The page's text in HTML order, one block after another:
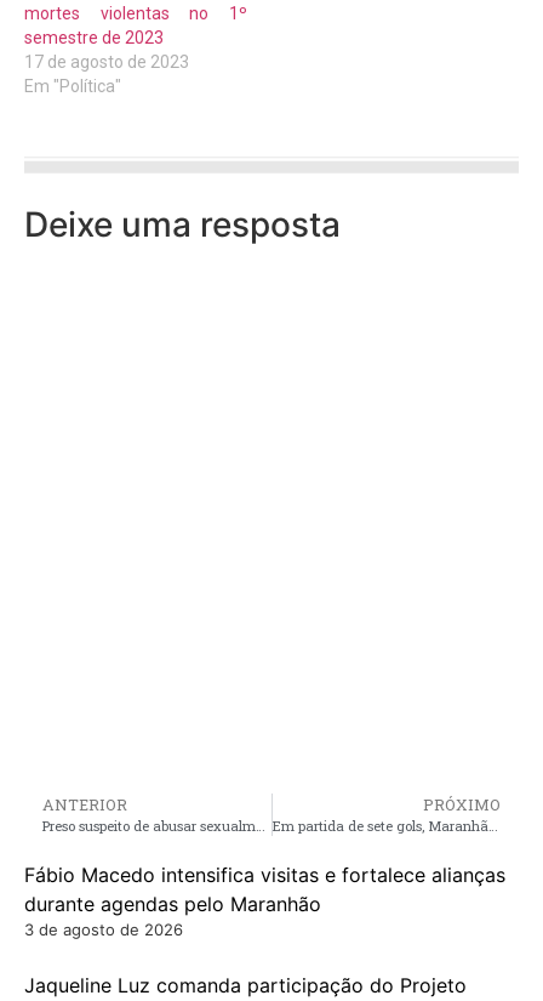
mortes violentas no 1º
semestre de 2023
17 de agosto de 2023
Em "Política"
Deixe uma resposta
ANTERIOR
Preso suspeito de abusar sexualmente de duas crianças de 8 e 11 anos em Bacabal
PRÓXIMO
Em partida de sete gols, Maranhão vence Itabaiana e entra no G4 do grupo A da Copa do Nordeste
Fábio Macedo intensifica visitas e fortalece alianças
durante agendas pelo Maranhão
3 de agosto de 2026
Jaqueline Luz comanda participação do Projeto